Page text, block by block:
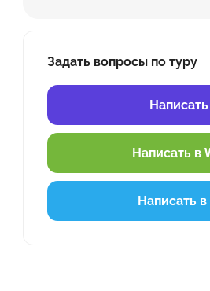
Задать вопросы по туру
Написать в
Написать